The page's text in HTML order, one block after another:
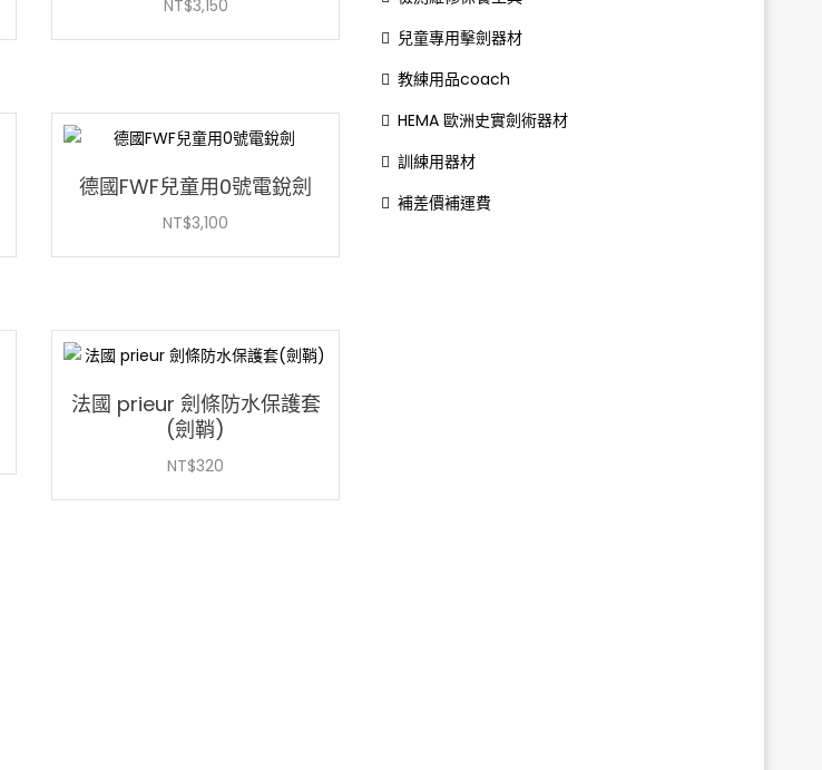
NT$3,150
德國FWF兒童用0號電銳劍
NT$3,100
法國 prieur 劍條防水保護套
(劍鞘)
NT$320
兒童專用擊劍器材
教練用品coach
HEMA 歐洲史實劍術器材
訓練用器材
補差價補運費